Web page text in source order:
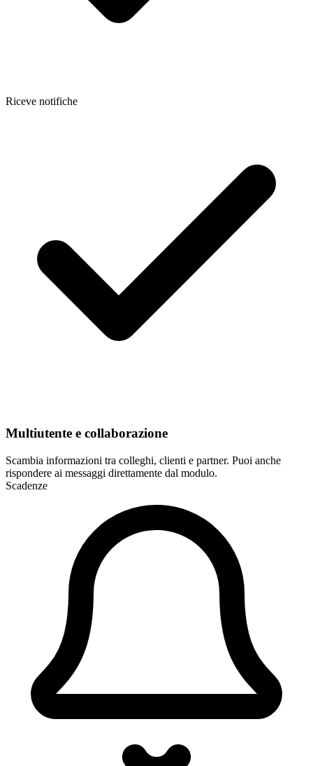
Riceve notifiche
Multiutente e collaborazione
Scambia informazioni tra colleghi, clienti e partner. Puoi anche
rispondere ai messaggi direttamente dal modulo.
Scadenze